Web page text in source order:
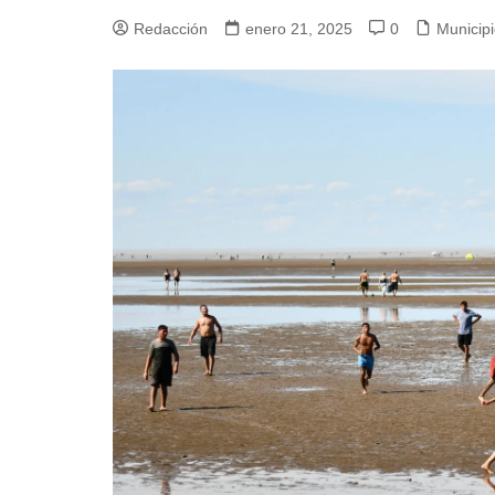
Redacción enero 21, 2025 0